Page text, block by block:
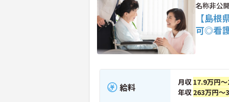
名称非公
【島
可◎看
給料 月収 17.9万円
年収 263万円～